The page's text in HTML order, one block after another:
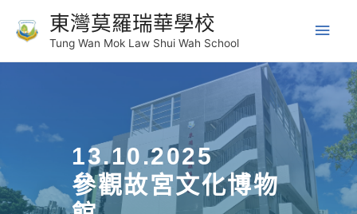
東灣莫羅瑞華學校
Tung Wan Mok Law Shui Wah School
13.10.2025
參觀故宮文化博物